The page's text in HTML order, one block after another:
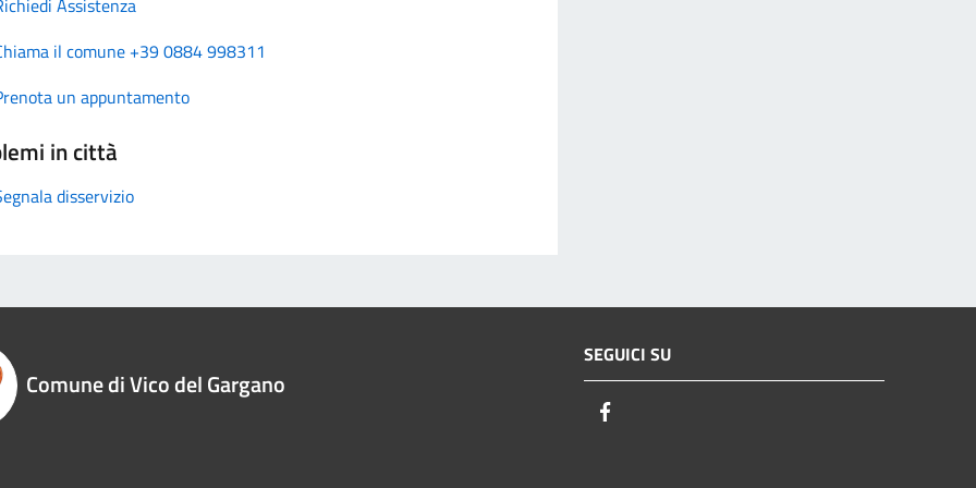
Assistenza
il comune +39 0884 998311
un appuntamento
in città
disservizio
Comune di Vico del Gargano
SEGUICI SU